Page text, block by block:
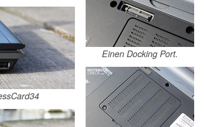
Einen Docking Port.